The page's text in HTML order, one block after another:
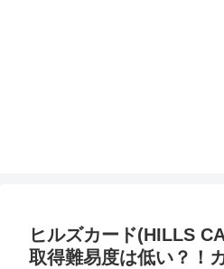
ヒルズカード(HILLS
取得難易度は低い？！